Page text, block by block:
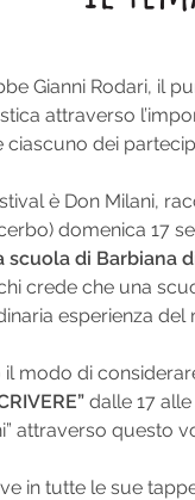
Gianni Rodari, il
attraverso
dei
è Don Milani,
domenica 17
scuola di Barbiana
crede che una
esperienza del
modo di
dalle 17 alle
attraverso questo
in tutte le sue